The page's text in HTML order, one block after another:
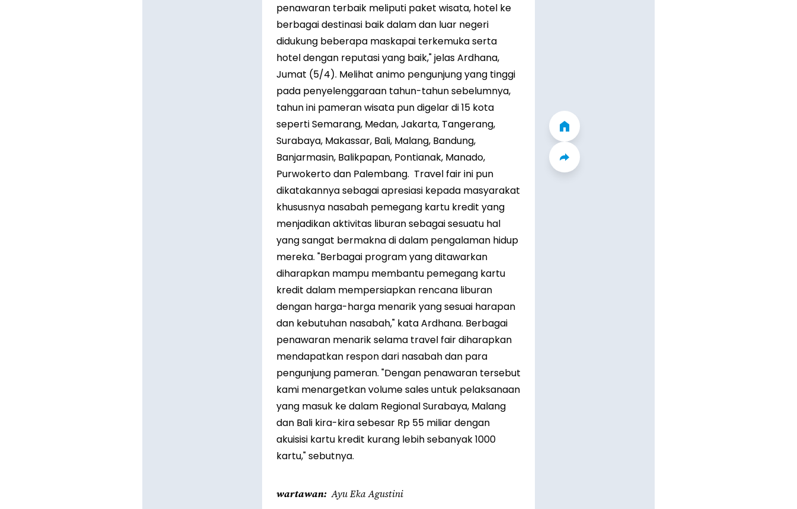
penawaran terbaik meliputi paket wisata, hotel ke
berbagai destinasi baik dalam dan luar negeri
didukung beberapa maskapai terkemuka serta
hotel dengan reputasi yang baik," jelas Ardhana,
Jumat (5/4). Melihat animo pengunjung yang tinggi
pada penyelenggaraan tahun-tahun sebelumnya,
tahun ini pameran wisata pun digelar di 15 kota
seperti Semarang, Medan, Jakarta, Tangerang,
Surabaya, Makassar, Bali, Malang, Bandung,
Banjarmasin, Balikpapan, Pontianak, Manado,
Purwokerto dan Palembang. Travel fair ini pun
dikatakannya sebagai apresiasi kepada masyarakat
khususnya nasabah pemegang kartu kredit yang
menjadikan aktivitas liburan sebagai sesuatu hal
yang sangat bermakna di dalam pengalaman hidup
mereka. "Berbagai program yang ditawarkan
diharapkan mampu membantu pemegang kartu
kredit dalam mempersiapkan rencana liburan
dengan harga-harga menarik yang sesuai harapan
dan kebutuhan nasabah," kata Ardhana. Berbagai
penawaran menarik selama travel fair diharapkan
mendapatkan respon dari nasabah dan para
pengunjung pameran. "Dengan penawaran tersebut
kami menargetkan volume sales untuk pelaksanaan
yang masuk ke dalam Regional Surabaya, Malang
dan Bali kira-kira sebesar Rp 55 miliar dengan
akuisisi kartu kredit kurang lebih sebanyak 1000
kartu," sebutnya.
wartawan Ayu Eka Agustini